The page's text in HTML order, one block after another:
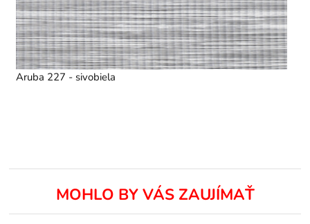
Aruba 227 - sivobiela
MOHLO BY VÁS ZAUJÍMAŤ